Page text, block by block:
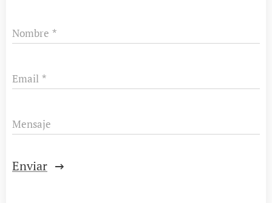
Nombre
Email
Mensaje
Enviar